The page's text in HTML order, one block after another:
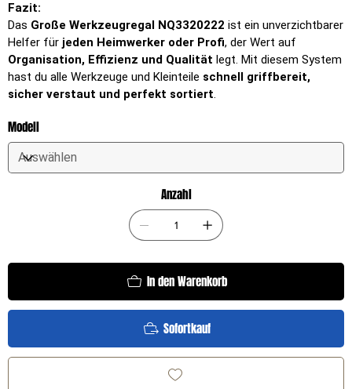
Fazit:
Das Große Werkzeugregal NQ3320222 ist ein unverzichtbarer
Helfer für jeden Heimwerker oder Profi, der Wert auf
Organisation, Effizienz und Qualität legt. Mit diesem System
hast du alle Werkzeuge und Kleinteile schnell griffbereit,
sicher verstaut und perfekt sortiert.
Modell
Anzahl
In den Warenkorb
Sofortkauf